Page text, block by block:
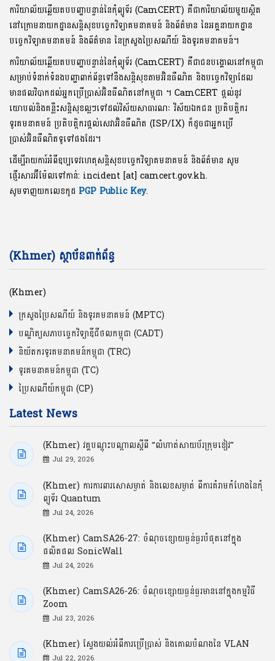
ការិយាល័យឆ្លើយតបបញ្ហាបន្ទាន់នៃកុំព្យូទ័រ (CamCERT) គឺជាការិយាល័យមួយស្ថិត
នៅក្រោមនាយកដ្ឋានសន្តិសុខបច្ចេកវិទ្យាគមនាគមន៍ និងព័ត៌មាន នៃអគ្គនាយកដ្ឋាន
បច្ចេកវិទ្យាគមនាគមន៍ និងព័ត៌មាន នៃក្រសួងប្រៃសណីយ៍ និងទូរគមនាគមន៍។
ការិយាល័យឆ្លើយតបបញ្ហាបន្ទាន់នៃកុំព្យូទ័រ (CamCERT) គឺជាជនបង្គោលនៅកម្ពុជា
សម្រាប់ទំនាក់ទំនងបញ្ហាពាក់ព័ន្ធទៅនឹងសន្តិសុខតាមអ៊ិនធឺណិត និងបច្ចេកវិទ្យាដែល
មានផលវិបាកដល់អ្នកប្រើប្រាស់អ៊ិនធឺណិតនៅកម្ពុជា ។ CamCERT ផ្តល់នូវ
យោបល់និងគន្លឹះសន្តិសុខល្អៗទៅដល់វិស័យសាធារណៈ វិស័យឯកជន ប្រតិបត្តិករ
ទូរគមនាគមន៍ ប្រតិបត្តិករផ្តល់សេវាអ៊ិនធឺណិត (ISP/IX) ក៏ដូចជាអ្នកប្រើ
ប្រាស់អ៊ិនធឺណិតទូទៅផងដែរ។
ដើម្បីរាយការ៍អំពីឧប្បទេវហេតុសន្តិសុខបច្ចេកវិទ្យាគមនាគមន៍ និងព័ត៌មាន សូម
ផ្ញើរសារអ៊ីម៉ែលទៅកាន់: incident [at] camcert.gov.kh.
សូមទាញយកលេខកូដ PGP Public Key.
(Khmer) ស្ថាប័នពាក់ព័ន្ធ
(Khmer)
ក្រសួងប្រៃសណីយ៍ និងទូរគមនាគមន៍ (MPTC)
បណ្ឌិត្យសភាបច្ចេកវិទ្យាឌីជីថលកម្ពុជា (CADT)
និយ័តករទូរគមនាគមន៍កម្ពុជា (TRC)
ទូរគមនាគមន៍កម្ពុជា (TC)
ប្រៃសណីយ៍កម្ពុជា (CP)
Latest News
(Khmer) វគ្គបណ្ដុះបណ្ដាលស្ដីពី “លំហាត់សាយប័រក្រុមខៀវ”
Jul 29, 2026
(Khmer) ការការពារសោសម្ងាត់ និងលេខសម្ងាត់ ពីការគំរាមកំហែងនៃកុំ
ព្យូទ័រ Quantum
Jul 24, 2026
(Khmer) CamSA26-27: ចំណុចខ្សោយធ្ងន់ធ្ងរបំផុតនៅក្នុង
ផលិតផល SonicWall
Jul 24, 2026
(Khmer) CamSA26-26: ចំណុចខ្សោយធ្ងន់ធ្ងរមាននៅក្នុងកម្មវិធី
Zoom
Jul 23, 2026
(Khmer) ស្វែងយល់អំពីការប្រើប្រាស់ និងគោលបំណងនៃ VLAN
Jul 22, 2026